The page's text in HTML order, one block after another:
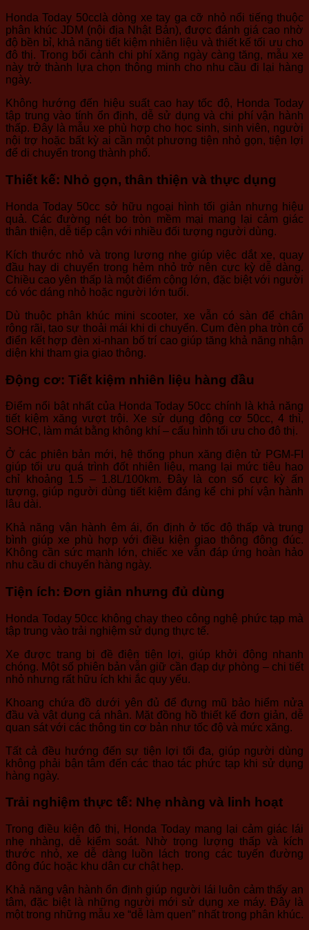
Honda Today 50cclà dòng xe tay ga cỡ nhỏ nổi tiếng thuộc
phân khúc JDM (nội địa Nhật Bản), được đánh giá cao nhờ
độ bền bỉ, khả năng tiết kiệm nhiên liệu và thiết kế tối ưu cho
đô thị. Trong bối cảnh chi phí xăng ngày càng tăng, mẫu xe
này trở thành lựa chọn thông minh cho nhu cầu đi lại hàng
ngày.
Không hướng đến hiệu suất cao hay tốc độ, Honda Today
tập trung vào tính ổn định, dễ sử dụng và chi phí vận hành
thấp. Đây là mẫu xe phù hợp cho học sinh, sinh viên, người
nội trợ hoặc bất kỳ ai cần một phương tiện nhỏ gọn, tiện lợi
để di chuyển trong thành phố.
Thiết kế: Nhỏ gọn, thân thiện và thực dụng
Honda Today 50cc sở hữu ngoại hình tối giản nhưng hiệu
quả. Các đường nét bo tròn mềm mại mang lại cảm giác
thân thiện, dễ tiếp cận với nhiều đối tượng người dùng.
Kích thước nhỏ và trọng lượng nhẹ giúp việc dắt xe, quay
đầu hay di chuyển trong hẻm nhỏ trở nên cực kỳ dễ dàng.
Chiều cao yên thấp là một điểm cộng lớn, đặc biệt với người
có vóc dáng nhỏ hoặc người lớn tuổi.
Dù thuộc phân khúc mini scooter, xe vẫn có sàn để chân
rộng rãi, tạo sự thoải mái khi di chuyển. Cụm đèn pha tròn cổ
điển kết hợp đèn xi-nhan bố trí cao giúp tăng khả năng nhận
diện khi tham gia giao thông.
Động cơ: Tiết kiệm nhiên liệu hàng đầu
Điểm nổi bật nhất của Honda Today 50cc chính là khả năng
tiết kiệm xăng vượt trội. Xe sử dụng động cơ 50cc, 4 thì,
SOHC, làm mát bằng không khí – cấu hình tối ưu cho đô thị.
Ở các phiên bản mới, hệ thống phun xăng điện tử PGM-FI
giúp tối ưu quá trình đốt nhiên liệu, mang lại mức tiêu hao
chỉ khoảng 1.5 – 1.8L/100km. Đây là con số cực kỳ ấn
tượng, giúp người dùng tiết kiệm đáng kể chi phí vận hành
lâu dài.
Khả năng vận hành êm ái, ổn định ở tốc độ thấp và trung
bình giúp xe phù hợp với điều kiện giao thông đông đúc.
Không cần sức mạnh lớn, chiếc xe vẫn đáp ứng hoàn hảo
nhu cầu di chuyển hàng ngày.
Tiện ích: Đơn giản nhưng đủ dùng
Honda Today 50cc không chạy theo công nghệ phức tạp mà
tập trung vào trải nghiệm sử dụng thực tế.
Xe được trang bị đề điện tiện lợi, giúp khởi động nhanh
chóng. Một số phiên bản vẫn giữ cần đạp dự phòng – chi tiết
nhỏ nhưng rất hữu ích khi ắc quy yếu.
Khoang chứa đồ dưới yên đủ để đựng mũ bảo hiểm nửa
đầu và vật dụng cá nhân. Mặt đồng hồ thiết kế đơn giản, dễ
quan sát với các thông tin cơ bản như tốc độ và mức xăng.
Tất cả đều hướng đến sự tiện lợi tối đa, giúp người dùng
không phải bận tâm đến các thao tác phức tạp khi sử dụng
hàng ngày.
Trải nghiệm thực tế: Nhẹ nhàng và linh hoạt
Trong điều kiện đô thị, Honda Today mang lại cảm giác lái
nhẹ nhàng, dễ kiểm soát. Nhờ trọng lượng thấp và kích
thước nhỏ, xe dễ dàng luồn lách trong các tuyến đường
đông đúc hoặc khu dân cư chật hẹp.
Khả năng vận hành ổn định giúp người lái luôn cảm thấy an
tâm, đặc biệt là những người mới sử dụng xe máy. Đây là
một trong những mẫu xe “dễ làm quen” nhất trong phân khúc.